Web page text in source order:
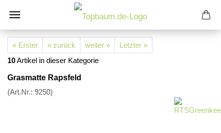
« Erster « zurück weiter »
Letzter »
10Artikel in dieser Kategorie
Grasmatte Rapsfeld
(Art.Nr.: 9250)